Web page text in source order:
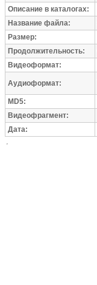
Описание в каталогах:
Название файла:
Размер:
Продолжительность:
Видеоформат:
Аудиоформат:
MD5:
Видеофрагмент:
Дата: